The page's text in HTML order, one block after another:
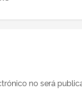
no será